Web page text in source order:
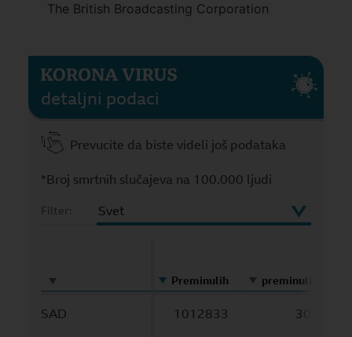
The British Broadcasting Corporation